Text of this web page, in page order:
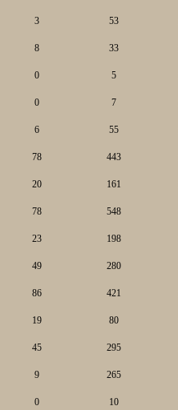
3 53
8 33
0 5
0 7
6 55
78 443
20 161
78 548
23 198
49 280
86 421
19 80
45 295
9 265
0 10